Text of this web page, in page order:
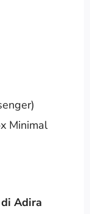
Minimal
Adira